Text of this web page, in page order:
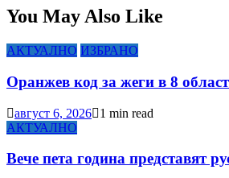
You May Also Like
АКТУАЛНО ИЗБРАНО
Оранжев код за жеги в 8
август 6, 2026
1 min read
АКТУАЛНО
Вече пета година представят